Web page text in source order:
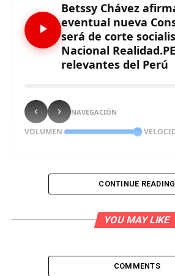
Betssy Chávez
eventual nueva
será de corte
Nacional
relevantes del Perú
NAVEGACIÓN
VOLUMEN
el partido Perú Libre, Betssy
CONTINUE READING
YOU MAY LIKE
COMMENTS